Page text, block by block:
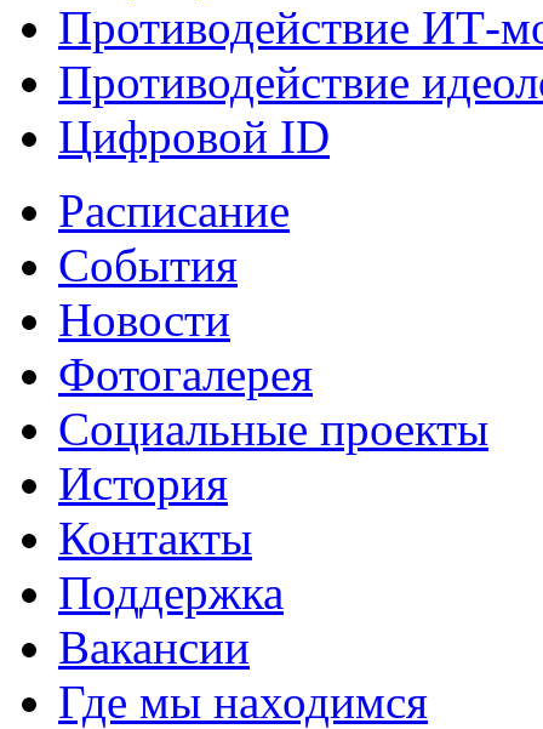
Противодействие ИТ-
Противодействие
Цифровой ID
Расписание
События
Новости
Фотогалерея
Социальные проекты
История
Контакты
Поддержка
Вакансии
Где мы находимся